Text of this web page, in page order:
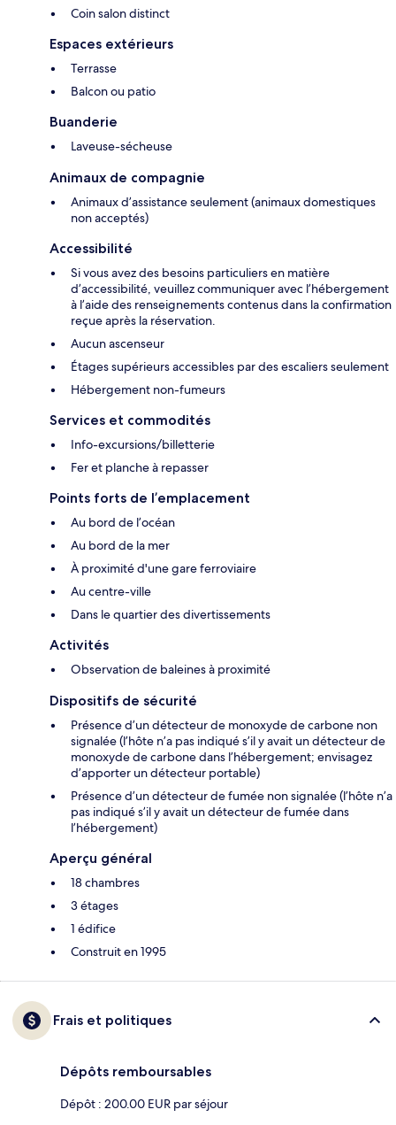
Coin salon distinct
Espaces extérieurs
Terrasse
Balcon ou patio
Buanderie
Laveuse-sécheuse
Animaux de compagnie
Animaux d’assistance seulement (animaux domestiques
non acceptés)
Accessibilité
Si vous avez des besoins particuliers en matière
d’accessibilité, veuillez communiquer avec l’hébergement
à l’aide des renseignements contenus dans la confirmation
reçue après la réservation.
Aucun ascenseur
Étages supérieurs accessibles par des escaliers seulement
Hébergement non-fumeurs
Services et commodités
Info-excursions/billetterie
Fer et planche à repasser
Points forts de l’emplacement
Au bord de l’océan
Au bord de la mer
À proximité d'une gare ferroviaire
Au centre-ville
Dans le quartier des divertissements
Activités
Observation de baleines à proximité
Dispositifs de sécurité
Présence d’un détecteur de monoxyde de carbone non
signalée (l’hôte n’a pas indiqué s’il y avait un détecteur de
monoxyde de carbone dans l’hébergement; envisagez
d’apporter un détecteur portable)
Présence d’un détecteur de fumée non signalée (l’hôte n’a
pas indiqué s’il y avait un détecteur de fumée dans
l’hébergement)
Aperçu général
18 chambres
3 étages
1 édifice
Construit en 1995
Frais et politiques
Dépôts remboursables
Dépôt : 200.00 EUR par séjour